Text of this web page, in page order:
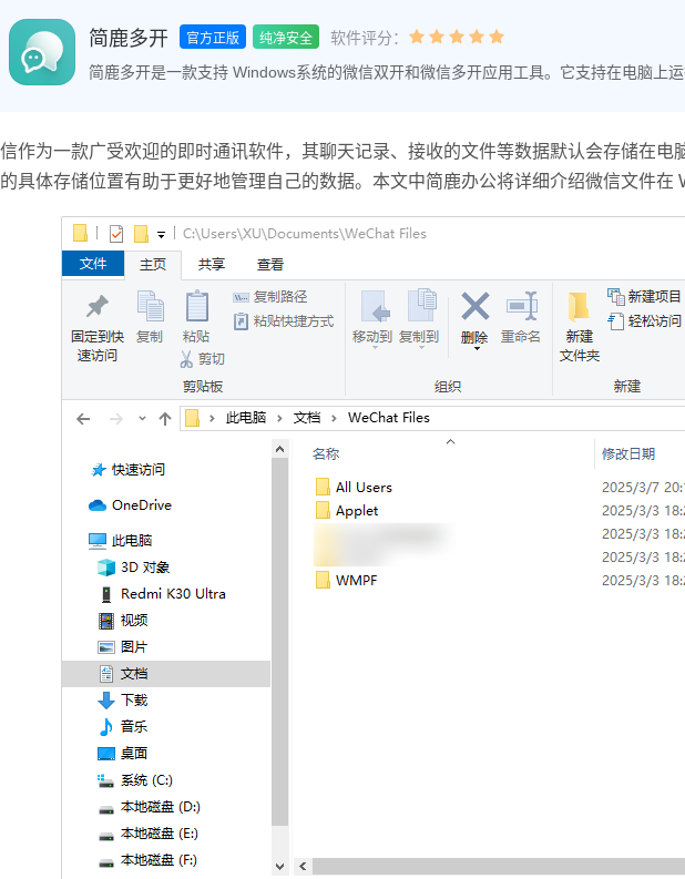
简鹿多开 官方正版 纯净安全
软件评分：
简鹿多开是一款支持 Windows系统的微信双开和微信多开应用工具。它支持在电脑上运
作为一款广受欢迎的即时通讯软件，其聊天记录、接收的文件等数据默认会存储在
具体存储位置有助于更好地管理自己的数据。本文中简鹿办公将详细介绍微信文件在